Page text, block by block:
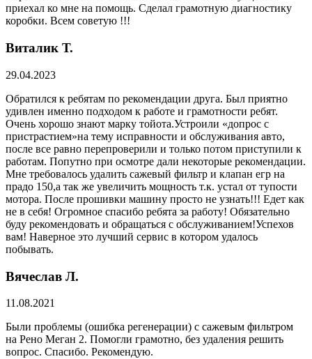
приехал ко мне на помощь. Сделал грамотную диагностику
коробки. Всем советую !!!
Виталик Т.
29.04.2023
Обратился к ребятам по рекомендации друга. Был приятно
удивлен именно подходом к работе и грамотности ребят.
Очень хорошо знают марку тойота.Устроили «допрос с
пристрастием»на тему исправности и обслуживания авто,
после все равно перепроверили и только потом приступили к
работам. Попутно при осмотре дали некоторые рекомендации.
Мне требовалось удалить сажевый фильтр и клапан егр на
прадо 150,а так же увеличить мощность т.к. устал от тупости
мотора. После прошивки машину просто не узнать!!! Едет как
не в себя! Огромное спасибо ребята за работу! Обязательно
буду рекомендовать и обращаться с обслуживанием!Успехов
вам! Наверное это лучший сервис в котором удалось
побывать.
Вячеслав Л.
11.08.2021
Были проблемы (ошибка регенерации) с сажевым фильтром
на Рено Меган 2. Помогли грамотно, без удаления решить
вопрос. Спасибо. Рекомендую.